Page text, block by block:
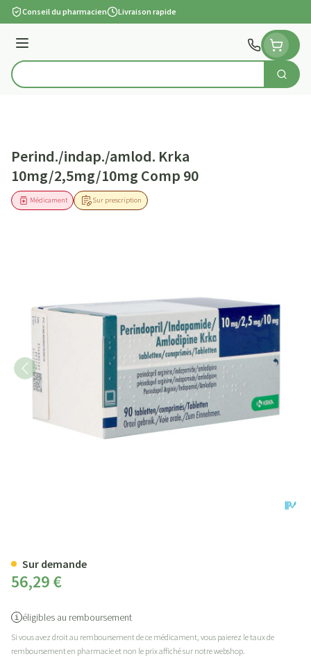
Aller au contenu
Conseil du pharmacien Livraison rapide
Menu
Rechercher
Perind./indap./amlod. Krka
10mg/2,5mg/10mg Comp 90
Sur prescription
Médicament
56,29 €
éligibles au remboursement
Si vous avez droit au remboursement de ce médicament, vous paierez le taux de
remboursement en pharmacie et non le prix affiché sur notre webshop.
Sur demande